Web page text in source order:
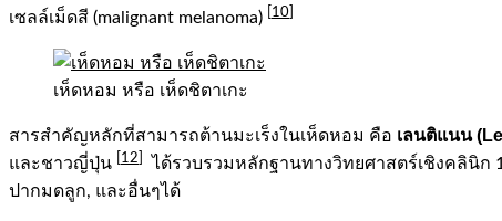
เซลล์เม็ดสี (malignant melanoma)
10
เห็ดหอม หรือ เห็ดชิตาเกะ
สารสำคัญหลักที่สามารถต้านมะเร็งในเห็ดหอม คือ เลนติแนน (
และชาวญี่ปุ่น 12
ได้รวบรวมหลักฐานทางวิทยศาสตร์เชิงคลินิก
ปากมดลูก, และอื่นๆได้